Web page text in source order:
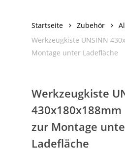
Startseite Zubehör
Werkzeugkiste UNSINN
Montage unter Ladefläche
Werkzeugkiste
430x180x188mm
zur Montage
Ladefläche